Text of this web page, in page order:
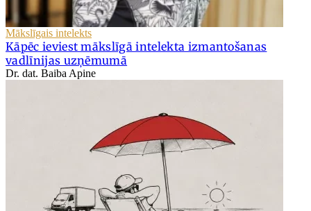
Mākslīgais intelekts
Kāpēc ieviest mākslīgā intelekta izmantošanas
vadlīnijas uzņēmumā
Dr. dat. Baiba Apine